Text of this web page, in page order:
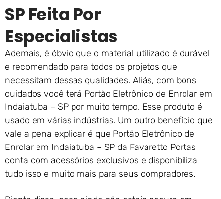
SP Feita Por
Especialistas
Ademais, é óbvio que o material utilizado é durável
e recomendado para todos os projetos que
necessitam dessas qualidades. Aliás, com bons
cuidados você terá Portão Eletrônico de Enrolar em
Indaiatuba – SP por muito tempo. Esse produto é
usado em várias indústrias. Um outro benefício que
vale a pena explicar é que Portão Eletrônico de
Enrolar em Indaiatuba – SP da Favaretto Portas
conta com acessórios exclusivos e disponibiliza
tudo isso e muito mais para seus compradores.